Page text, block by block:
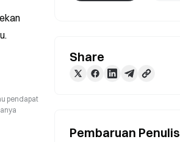
pendapat
Share
Pembaruan Penulis